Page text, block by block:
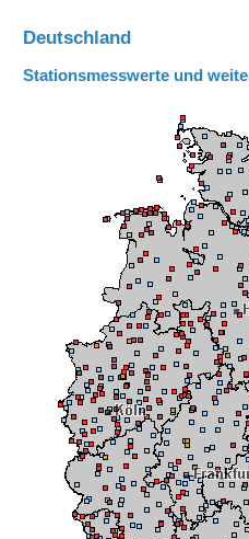
Deutschland
Stationsmesswerte und